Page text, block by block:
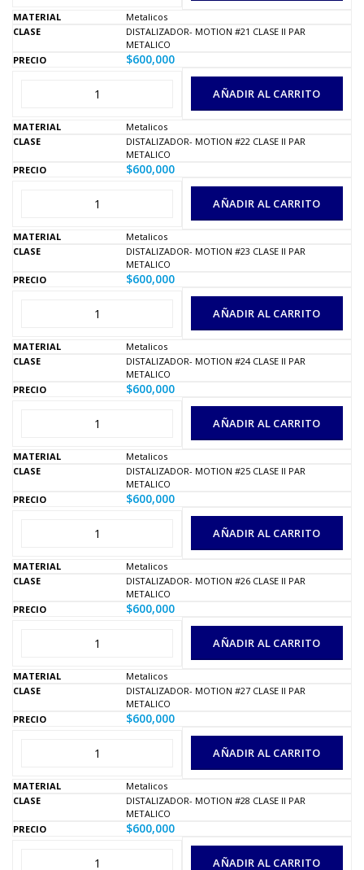
Metalicos
DISTALIZADOR- MOTION #21 CLASE II PAR
METALICO
$600,000
AÑADIR AL CARRITO
Metalicos
DISTALIZADOR- MOTION #22 CLASE II PAR
METALICO
$600,000
AÑADIR AL CARRITO
Metalicos
DISTALIZADOR- MOTION #23 CLASE II PAR
METALICO
$600,000
AÑADIR AL CARRITO
Metalicos
DISTALIZADOR- MOTION #24 CLASE II PAR
METALICO
$600,000
AÑADIR AL CARRITO
Metalicos
DISTALIZADOR- MOTION #25 CLASE II PAR
METALICO
$600,000
AÑADIR AL CARRITO
Metalicos
DISTALIZADOR- MOTION #26 CLASE II PAR
METALICO
$600,000
AÑADIR AL CARRITO
Metalicos
DISTALIZADOR- MOTION #27 CLASE II PAR
METALICO
$600,000
AÑADIR AL CARRITO
Metalicos
DISTALIZADOR- MOTION #28 CLASE II PAR
METALICO
$600,000
AÑADIR AL CARRITO